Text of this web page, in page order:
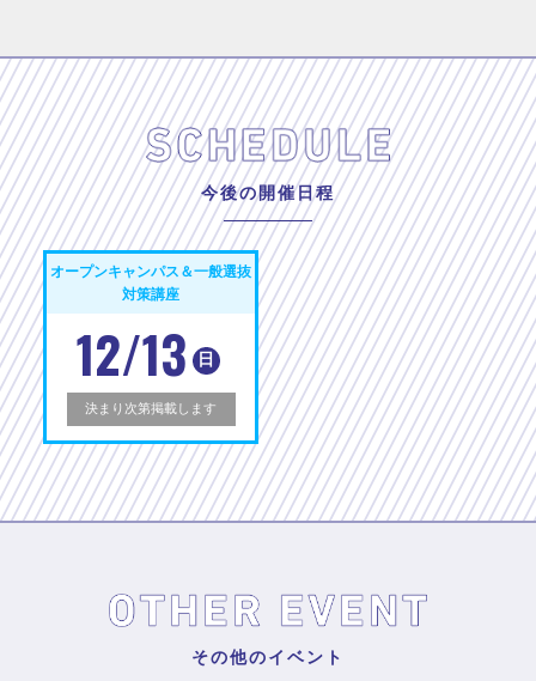
今後の開催日程
オープンキャンパス＆一般選抜
対策講座
12/13 日
決まり次第掲載します
その他のイベント